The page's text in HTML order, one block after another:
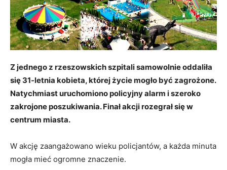
Z jednego z rzeszowskich szpitali samowolnie oddaliła
się 31-letnia kobieta, której życie mogło być zagrożone.
Natychmiast uruchomiono policyjny alarm i szeroko
zakrojone poszukiwania. Finał akcji rozegrał się w
centrum miasta.
W akcję zaangażowano wieku policjantów, a każda minuta
mogła mieć ogromne znaczenie.